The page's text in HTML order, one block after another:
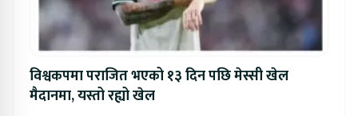
विश्वकपमा पराजित भएको १३ दिन पछि मेस्सी खेल
मैदानमा, यस्तो रह्यो खेल